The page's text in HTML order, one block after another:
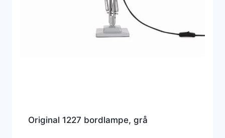
Original 1227 bordlampe, grå